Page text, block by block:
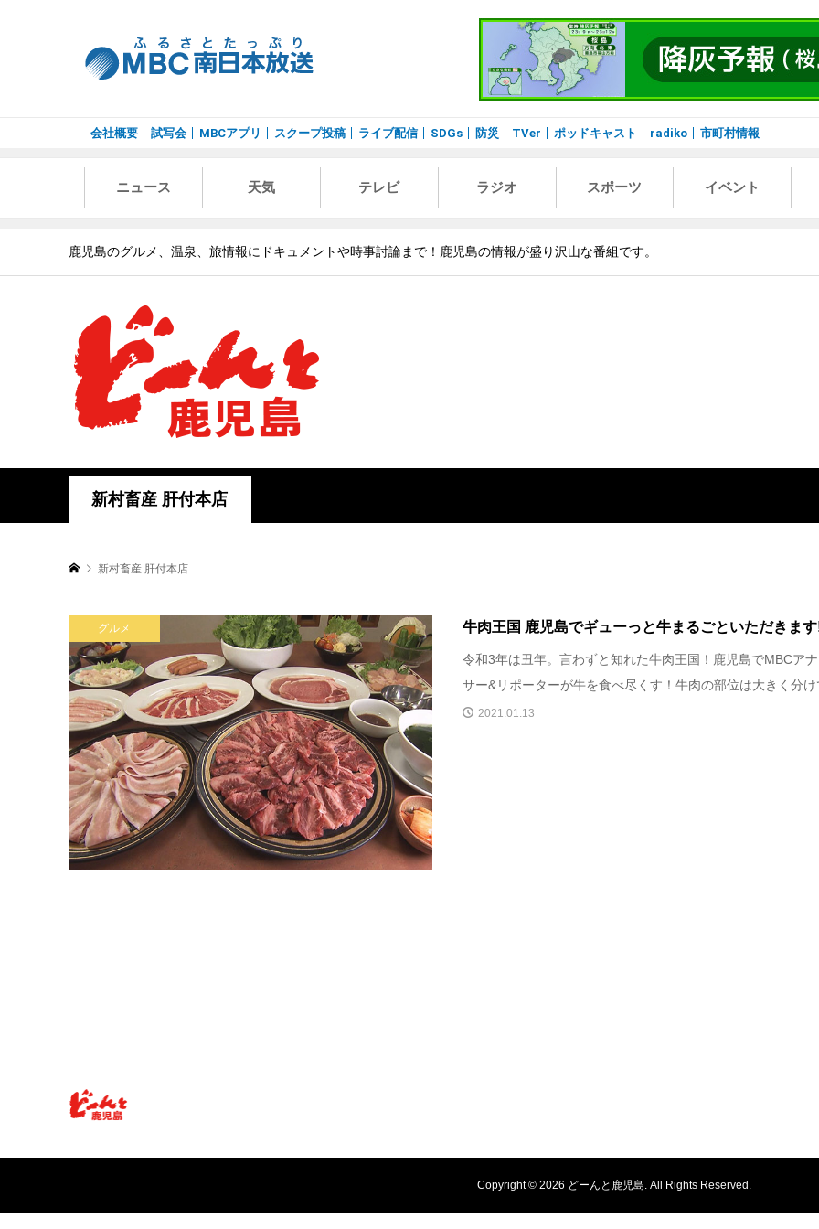
会社概要 試写会 MBCアプリ スクープ投稿 ライブ配信 SDGs 防災 TVer ポッドキャスト radiko 市町村情報
ニュース 天気 テレビ ラジオ スポーツ イベント
鹿児島のグルメ、温泉、旅情報にドキュメントや時事討論まで！鹿児島の情報が盛り沢山な番組です。
新村畜産 肝付本店
新村畜産 肝付本店
グルメ 牛肉王国 鹿児島でギューっと牛まるごといただきま
令和3年は丑年。言わずと知れた牛肉王国！鹿児島でMBCア
サー&リポーターが牛を食べ尽くす！牛肉の部位は大きく分け
2021.01.13
Copyright © 2026 どーんと鹿児島. All Rights Reserved.